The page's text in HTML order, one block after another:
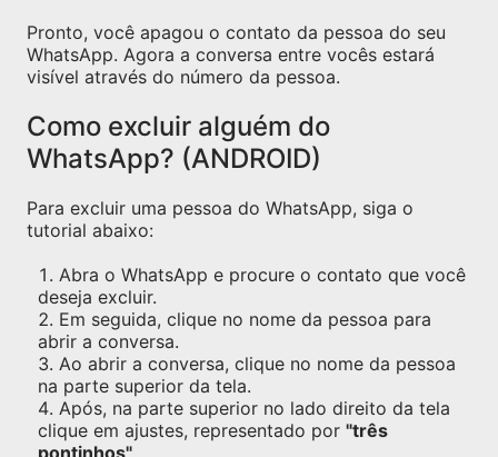
Pronto, você apagou o contato da pessoa do seu
WhatsApp. Agora a conversa entre vocês estará
visível através do número da pessoa.
Como excluir alguém do
WhatsApp? (ANDROID)
Para excluir uma pessoa do WhatsApp, siga o
tutorial abaixo:
Abra o WhatsApp e procure o contato que você
deseja excluir.
Em seguida, clique no nome da pessoa para
abrir a conversa.
Ao abrir a conversa, clique no nome da pessoa
na parte superior da tela.
Após, na parte superior no lado direito da tela
clique em ajustes, representado por "três
pontinhos".